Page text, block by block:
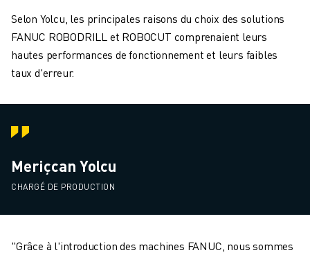
Selon Yolcu, les principales raisons du choix des solutions
FANUC ROBODRILL et ROBOCUT comprenaient leurs
hautes performances de fonctionnement et leurs faibles
taux d'erreur.
Meriçcan Yolcu
CHARGÉ DE PRODUCTION
"Grâce à l'introduction des machines FANUC, nous sommes